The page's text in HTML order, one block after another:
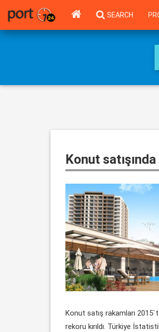
SEARCH
Konut
Konut satış rakamları
rekoru kırıldı. Türkiye